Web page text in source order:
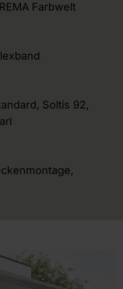
Farbwelt
Soltis 92,